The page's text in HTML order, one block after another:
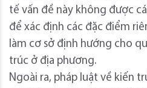
tế vấn đề này không được
để xác định các đặc điểm
làm cơ sở định hướng cho
trúc ở địa phương.
Ngoài ra, pháp luật về kiến